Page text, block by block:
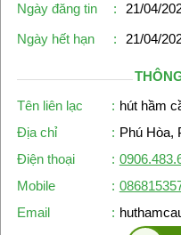
Ngày đăng tin
:
21/04/
Ngày hết hạn
: 21/04/
Tên liên lạc
: hút hầm
Địa chỉ
: Phú Hòa,
Điện thoại
:
Mobile
:
Email
: